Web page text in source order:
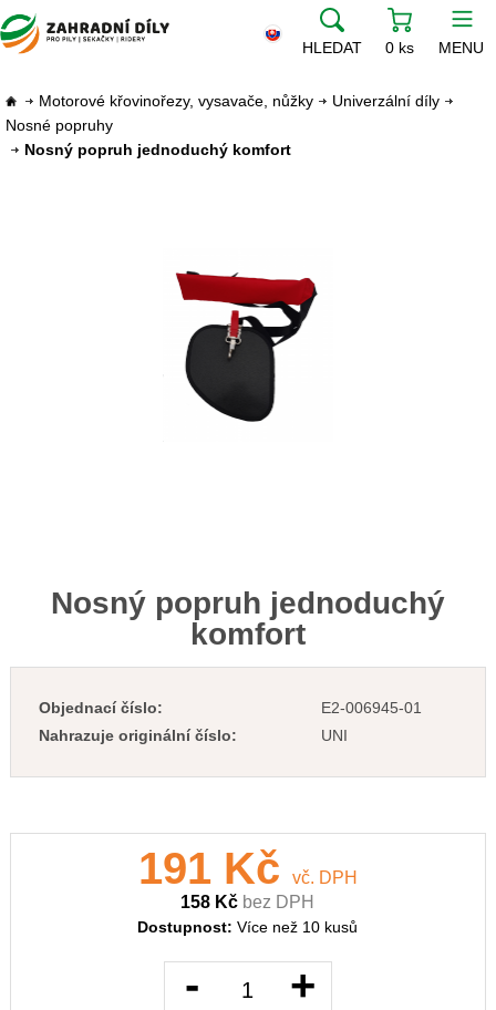
HLEDAT 0 ks MENU
Motorové křovinořezy, vysavače, nůžky
Univerzální díly
Nosné popruhy
Nosný popruh jednoduchý komfort
Nosný popruh jednoduchý
komfort
Objednací číslo:
E2-006945-01
Nahrazuje originální číslo:
UNI
191 Kč
vč. DPH
158 Kč bez DPH
Dostupnost:Více než 10 kusů
- +